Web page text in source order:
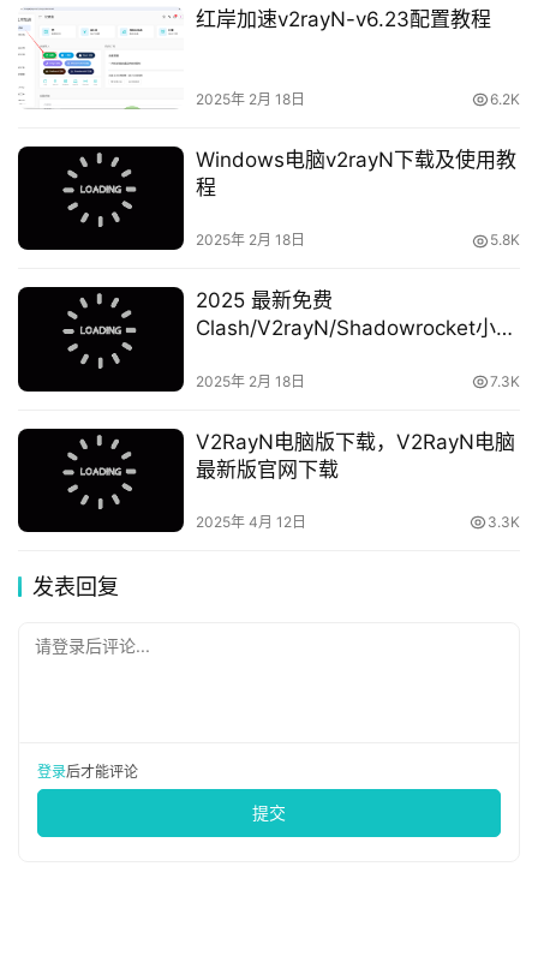
红岸加速v2rayN-v6.23配置教程
2025年 2月 18日 6.2K
Windows电脑v2rayN下载及使用教
程
2025年 2月 18日 5.8K
2025 最新免费
Clash/V2rayN/Shadowrocket小火
2025年 2月 18日 7.3K
V2RayN电脑版下载，V2RayN电脑
最新版官网下载
2025年 4月 12日 3.3K
发表回复
请登录后评论...
登录后才能评论
提交